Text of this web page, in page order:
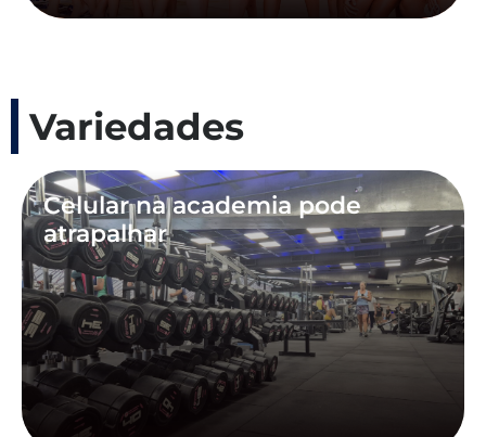
Variedades
Celular na academia pode
atrapalhar